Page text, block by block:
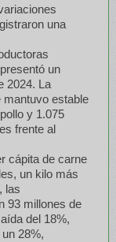
una
un
2024. La
estable
y 1.075
frente al
cápita de carne
un kilo más
las
93 millones de
del 18%,
28%,